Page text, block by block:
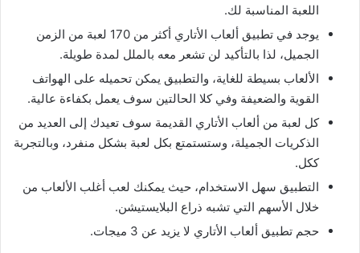
اللعبة المناسبة لك.
يوجد في تطبيق ألعاب الأتاري أكثر من 170 لعبة من الزمن
الجميل، لذا بالتأكيد لن تشعر معه بالملل لمدة طويلة.
الألعاب بسيطة للغاية، والتطبيق يمكن تحميله على الهواتف
القوية والضعيفة وفي كلا الحالتين سوف يعمل بكفاءة عالية.
كل لعبة من ألعاب الأتاري القديمة سوف تعيدك إلى العديد من
الذكريات الجميلة، وستستمتع بكل لعبة بشكل منفرد، وبالتجربة
ككل.
التطبيق سهل الاستخدام، حيث يمكنك لعب أغلب الألعاب من
خلال الأسهم التي تشبه ذراع البلايستيشن.
حجم تطبيق ألعاب الأتاري لا يزيد عن 3 ميجات.